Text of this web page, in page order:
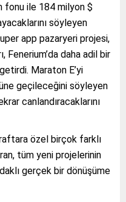
fonu ile 184 milyon $
söyleyen
app pazaryeri projesi,
Fenerium’da daha adil bir
Maraton E’yi
geçileceğini söyleyen
canlandıracaklarını
özel birçok farklı
tüm yeni projelerinin
gerçek bir dönüşüme